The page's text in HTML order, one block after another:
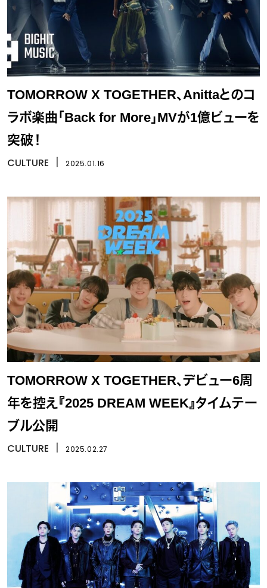
TOMORROW X TOGETHER、Anittaとのコ
ラボ楽曲「Back for More」MVが1億ビューを
突破！
CULTURE 2025.01.16
TOMORROW X TOGETHER、デビュー6周
年を控え『2025 DREAM WEEK』タイムテー
ブル公開
CULTURE 2025.02.27